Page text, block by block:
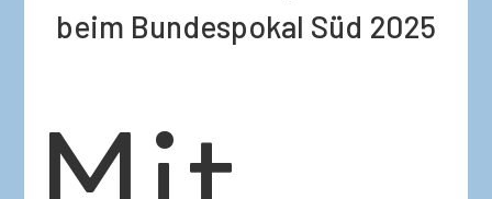
beim Bundespokal Süd 2025